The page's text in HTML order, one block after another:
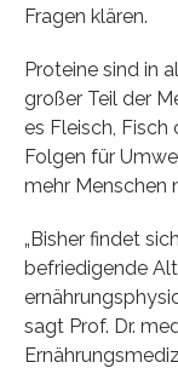
Fragen klären.
Proteine sind in
großer Teil der
es Fleisch,
Folgen für
mehr Menschen
„Bisher findet
befriedigende
sagt Prof. Dr.